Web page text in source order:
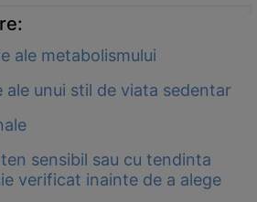
ale metabolismului
ale unui stil de viata sedentar
sensibil sau cu tendinta
verificat inainte de a alege